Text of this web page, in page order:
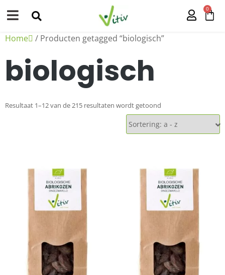
0
Home / Producten getagged “biologisch”
biologisch
Resultaat 1–12 van de 215 resultaten wordt getoond